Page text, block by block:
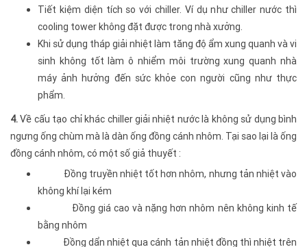
Tiết kiệm diện tích so với chiller. Ví dụ như chiller nước thì
cooling tower không đặt được trong nhà xưởng.
Khi sử dụng tháp giải nhiệt làm tăng độ ẩm xung quanh và vi
sinh không tốt làm ô nhiểm môi trường xung quanh nhà
máy ảnh hưởng đến sức khỏe con người cũng như thực
phẩm.
4.Về cấu tạo chỉ khác chiller giải nhiệt nước là không sử dụng bình
ngưng ống chùm mà là dàn ống đồng cánh nhôm. Tại sao lại là ống
đồng cánh nhôm, có một số giả thuyết :
Đồng truyền nhiệt tốt hơn nhôm, nhưng tản nhiệt vào
không khí lại kém
Đồng giá cao và nặng hơn nhôm nên không kinh tế
bằng nhôm
Đồng dẩn nhiệt qua cánh tản nhiệt đồng thì nhiệt trên